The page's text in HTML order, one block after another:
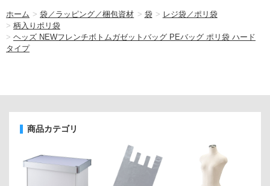
ホーム >袋／ラッピング／梱包資材 > 袋 > レジ袋／ポリ袋
> 柄入りポリ袋
> ヘッズ NEWフレンチボトムガゼットバッグ PEバッグ ポリ袋 ハード
タイプ
商品カテゴリ